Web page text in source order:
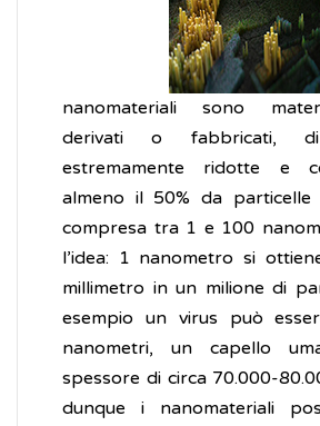
nanomateriali sono
derivati o fabbricati, di
estremamente ridotte e
almeno il 50% da particelle
compresa tra 1 e 100
l’idea: 1 nanometro si
millimetro in un milione di
esempio un virus può
nanometri, un capello
spessore di circa 70.000-
dunque i nanomateriali